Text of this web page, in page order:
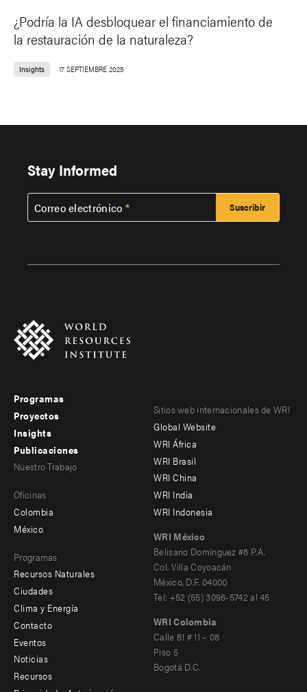
¿Podría la IA desbloquear el financiamiento de
la restauración de la naturaleza?
Insights 17 SEPTIEMBRE 2025
Stay Informed
Correo electrónico
Footer
menu
-
Programas
Proyectos
Insights
Publicaciones
menu
-
Nuestro Trabajo
Oficinas
Colombia
México
Programas
Recursos Naturales
Ciudades
Clima y Energía
Footer
menu
-
Contacto
Eventos
Noticias
Recursos
Footer
menu
-
Offices
Sitios web internacionales de WRI
Global Website
WRI África
WRI Brasil
WRI China
WRI India
WRI Indonesia
WRI México
Belisario Domínguez #8 P.A.
Col. Villa Coyoacán
México, D.F. 04000
Tel: +52 (55) 3096-5742 al 45
WRI Colombia
Calle 81 # 11 – 08
Piso 5
Bogotá D.C.